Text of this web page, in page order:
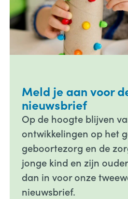
Meld je aan voor
nieuwsbrief
Op de hoogte blijven
ontwikkelingen op het
geboortezorg en de
jonge kind en zijn
dan in voor onze
nieuwsbrief.